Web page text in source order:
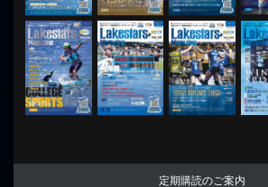
定期購読のご案内